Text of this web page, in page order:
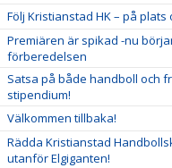
Följ Kristianstad HK – på plats
Premiären är spikad -nu
förberedelsen
Satsa på både handboll och
stipendium!
Välkommen tillbaka!
Rädda Kristianstad
utanför Elgiganten!